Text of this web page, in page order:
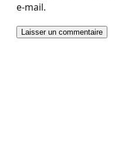
e-mail.